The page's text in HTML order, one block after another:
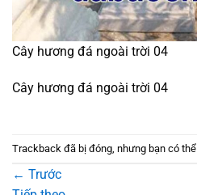
Cây hương đá ngoài trời 04
Cây hương đá ngoài trời 04
Trackback đã bị đóng, nhưng bạn có thể
← Trước